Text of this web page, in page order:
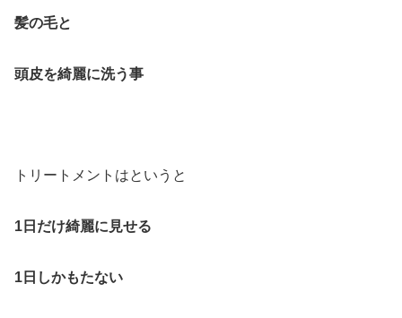
髪の毛と
頭皮を綺麗に洗う事
トリートメントはというと
1日だけ綺麗に見せる
1日しかもたない